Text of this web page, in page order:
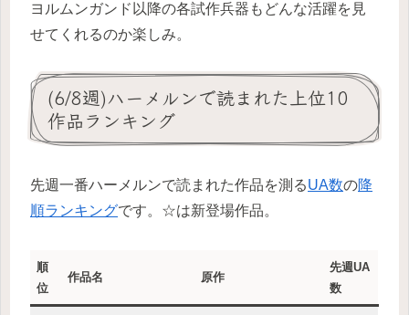
ヨルムンガンド以降の各試作兵器もどんな活躍を見
せてくれるのか楽しみ。
(6/8週)ハーメルンで読まれた上位10
作品ランキング
先週一番ハーメルンで読まれた作品を測るUA数の降
順ランキングです。☆は新登場作品。
順
位
作品名 原作
先週UA
数